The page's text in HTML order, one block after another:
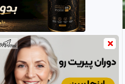
0:17:43